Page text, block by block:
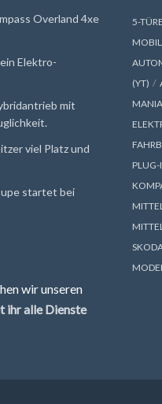
Overland 4xe
Elektro-
mit
viel Platz und
startet bei
wir unseren
ihr alle Dienste
5-
MOBIL
(YT)
PLUG-